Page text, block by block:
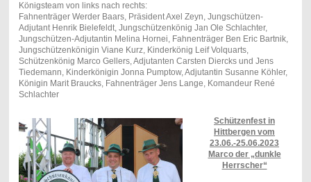
Königsteam von links nach rechts:
Fahnenträger Werder Baars, Präsident Axel Zeyn, Jungschützen-
Adjutant Henrik Bielefeldt, Jungschützenkönig Jan Ole Schlachter,
Jungschützen-Adjutantin Melina Hornei, Fahnenträger Ben Eric Bartnik,
Jungschützenkönigin Viane Kurz, Kinderkönig Leif Volquarts,
Schützenkönig Marco Gellers, Adjutanten Carsten Diercks und Jens
Tiedemann, Kinderkönigin Jonna Pumptow, Adjutantin Susanne Köhler,
Königin Marit Braucks, Fahnenträger Jens Lange, Komandeur René
Schlachter
Schützenfest in
Hittbergen vom
23.06.-25.06.2023
Marco der „dunkle
Herrscher“